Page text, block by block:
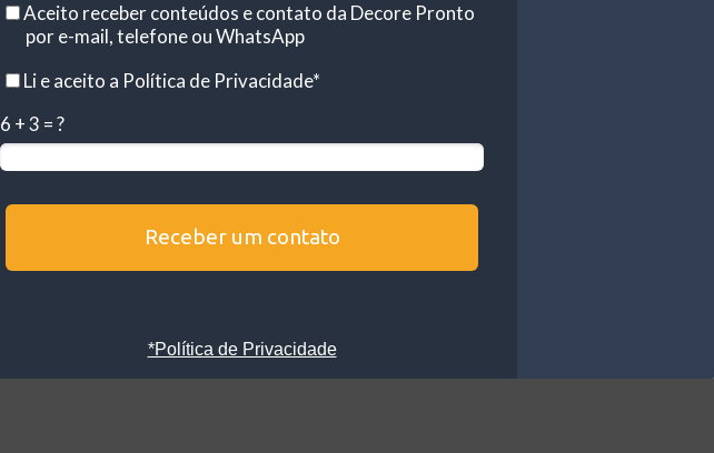
Aceito receber conteúdos e contato da Decore Pronto
por e-mail, telefone ou WhatsApp
Li e aceito a Política de Privacidade*
6 + 3 = ?
Receber um contato
*Política de Privacidade